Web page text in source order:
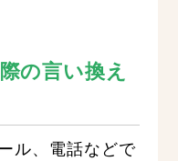
の言い換え
ル、電話などで